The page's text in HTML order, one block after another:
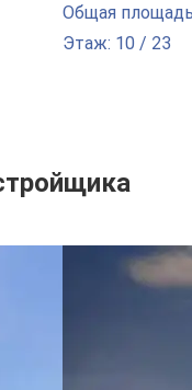
Общая
Этаж: 10 / 23